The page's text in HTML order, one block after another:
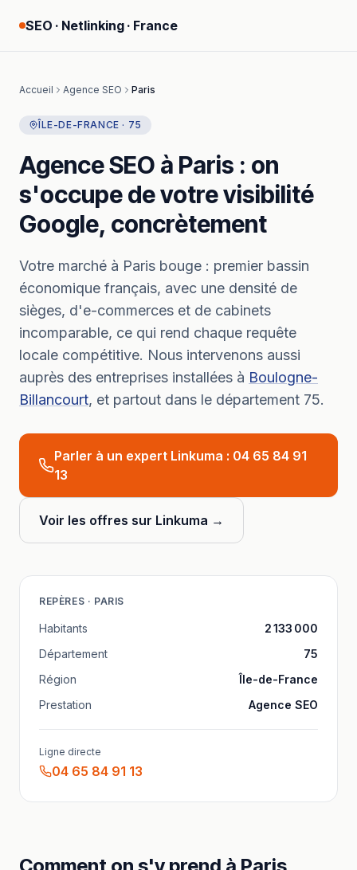
SEO · Netlinking · France
Accueil Agence SEO Paris
ÎLE-DE-FRANCE · 75
Agence SEO à Paris : on
s'occupe de votre visibilité
Google, concrètement
Votre marché à Paris bouge : premier bassin
économique français, avec une densité de
sièges, d'e-commerces et de cabinets
incomparable, ce qui rend chaque requête
locale compétitive. Nous intervenons aussi
auprès des entreprises installées à Boulogne-
Billancourt, et partout dans le département 75.
Parler à un expert Linkuma : 04 65 84 91
13
Voir les offres sur Linkuma →
REPÈRES · PARIS
Habitants
2 133 000
Département
75
Région
Île-de-France
Prestation
Agence SEO
Ligne directe
04 65 84 91 13